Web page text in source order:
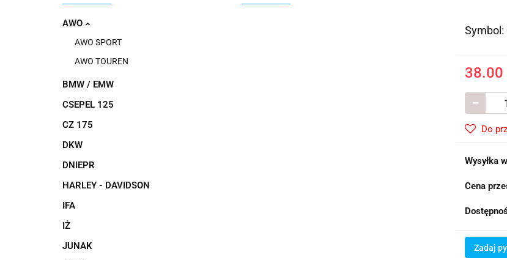
AWO
AWO SPORT
AWO TOUREN
BMW / EMW
CSEPEL 125
CZ 175
DKW
DNIEPR
HARLEY - DAVIDSON
IFA
IŻ
JUNAK
Symbol:
38.00
Do
Wysyłka
Cena
Zadaj